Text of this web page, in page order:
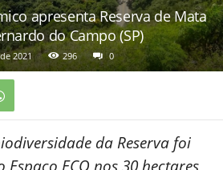
apresenta Reserva de Mata
do Campo (SP)
2021 296 0
da Reserva foi